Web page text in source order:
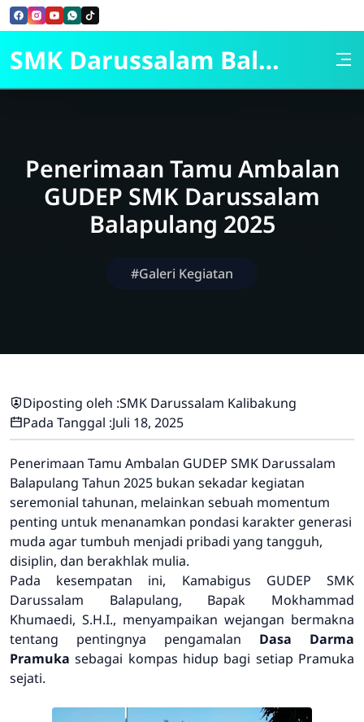
Skip to Content
SMK Darussalam Balapulang
Penerimaan Tamu Ambalan
GUDEP SMK Darussalam
Balapulang 2025
#Galeri Kegiatan
Diposting oleh :SMK Darussalam Kalibakung
Pada Tanggal :Juli 18, 2025
Penerimaan Tamu Ambalan GUDEP SMK Darussalam
Balapulang Tahun 2025 bukan sekadar kegiatan
seremonial tahunan, melainkan sebuah momentum
penting untuk menanamkan pondasi karakter generasi
muda agar tumbuh menjadi pribadi yang tangguh,
disiplin, dan berakhlak mulia.
Pada kesempatan ini, Kamabigus GUDEP SMK
Darussalam Balapulang, Bapak Mokhammad
Khumaedi, S.H.I., menyampaikan wejangan bermakna
tentang pentingnya pengamalan
Dasa Darma
Pramuka sebagai kompas hidup bagi setiap Pramuka
sejati.